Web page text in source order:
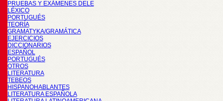
PRUEBAS Y EXÁMENES DELE
LÉXICO
PORTUGUÉS
TEORÍA
GRAMATYKA/GRAMÁTICA
EJERCICIOS
DICCIONARIOS
ESPAÑOL
PORTUGUÉS
OTROS
LITERATURA
TEBEOS
HISPANOHABLANTES
LITERATURA ESPAÑOLA